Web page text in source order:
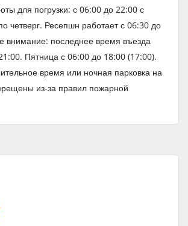
для погрузки: с 06:00 до 22:00 с
четверг. Ресепшн работает с 06:30 до
внимание: последнее время въезда
Пятница с 06:00 до 18:00 (17:00).
время или ночная парковка на
из-за правил пожарной